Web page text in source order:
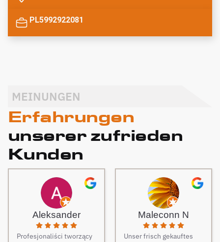
PL5992922081
Erfahrungen
unserer zufrieden
Kunden
MEINUNGEN
Aleksander
Profesjonaliści tworzący
Maleconn N
Unser frisch gekauftes